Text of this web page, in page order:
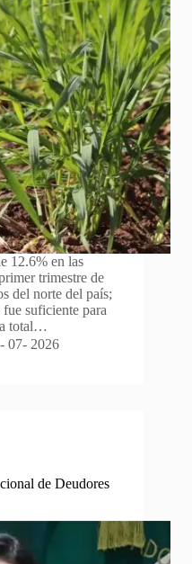
12.6% en las
trimestre de
del norte del país;
suficiente para
total…
07- 2026
de Deudores